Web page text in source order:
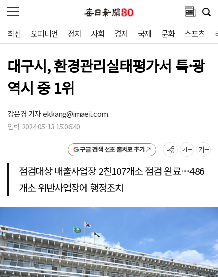
최신 오피니언 정치 사회 경제 국제 문화 스포츠
대구시, 환경관리실태평가서 특·광
역시 중 1위
강은경 기자ekkang@imaeil.com
입력 2024-05-13 15:06:40
구글 검색 선호 출처로 추가
점검대상 배출사업장 2천107개소 점검 완료…486
개소 위반사업장에 행정조치